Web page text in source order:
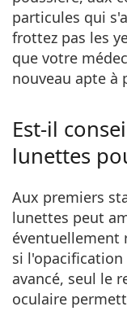
particules qui
frottez pas les
que votre
nouveau apte à
Est-il
lunettes
Aux premiers
lunettes peut
éventuellement
si
avancé, seul le
oculaire